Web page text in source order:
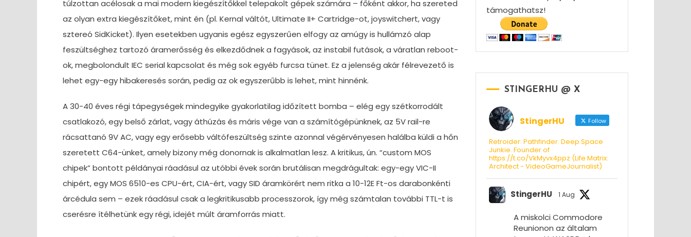
túlzottan acélosak a mai modern kiegészítőkkel telepakolt gépek számára – főként akkor, ha szereted
az olyan extra kiegészítőket, mint én (pl. Kernal váltót, Ultimate II+ Cartridge-ot, joyswitchert, vagy
sztereó SidKicket). Ilyen esetekben ugyanis egész egyszerűen elfogy az amúgy is hullámzó alap
feszültséghez tartozó áramerősség és elkezdődnek a fagyások, az instabil futások, a váratlan reboot-
ok, megbolondult IEC serial kapcsolat és még sok egyéb furcsa tünet. Ez a jelenség akár félrevezető is
lehet egy-egy hibakeresés során, pedig az ok egyszerűbb is lehet, mint hinnénk.
A 30-40 éves régi tápegységek mindegyike gyakorlatilag időzített bomba – elég egy szétkorrodált
csatlakozó, egy belső zárlat, vagy áthúzás és máris vége van a számítógépünknek, az 5V rail-re
rácsattanó 9V AC, vagy egy erősebb váltófeszültség szinte azonnal végérvényesen halálba küldi a hőn
szeretett C64-ünket, amely bizony még donornak is alkalmatlan lesz. A kritikus, ún. “custom MOS
chipek” bontott példányai ráadásul az utóbbi évek során brutálisan megdrágultak: egy-egy VIC-II
chipért, egy MOS 6510-es CPU-ért, CIA-ért, vagy SID áramkörért nem ritka a 10-12E Ft-os darabonkénti
árcédula sem – ezek ráadásul csak a legkritikusabb processzorok, így még számtalan további TTL-t is
cserésre ítélhetünk egy régi, idejét múlt áramforrás miatt.
támogathatsz!
STINGERHU @ X
StingerHU Follow
Retroider. Pathfinder. Deep Space
Junkie. Founder of
https://t.co/VkMyvx4ppz (Life Matrix:
Architect - VideoGameJournalist)
StingerHU 1 Aug
A miskolci Commodore
Reunionon az általam